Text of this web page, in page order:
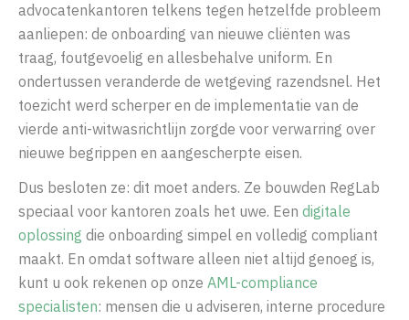
advocatenkantoren telkens tegen hetzelfde probleem
aanliepen: de onboarding van nieuwe cliënten was
traag, foutgevoelig en allesbehalve uniform. En
ondertussen veranderde de wetgeving razendsnel. Het
toezicht werd scherper en de implementatie van de
vierde anti-witwasrichtlijn zorgde voor verwarring over
nieuwe begrippen en aangescherpte eisen.
Dus besloten ze: dit moet anders. Ze bouwden RegLab
speciaal voor kantoren zoals het uwe. Een digitale
oplossing die onboarding simpel en volledig compliant
maakt. En omdat software alleen niet altijd genoeg is,
kunt u ook rekenen op onze AML-compliance
specialisten: mensen die u adviseren, interne procedure